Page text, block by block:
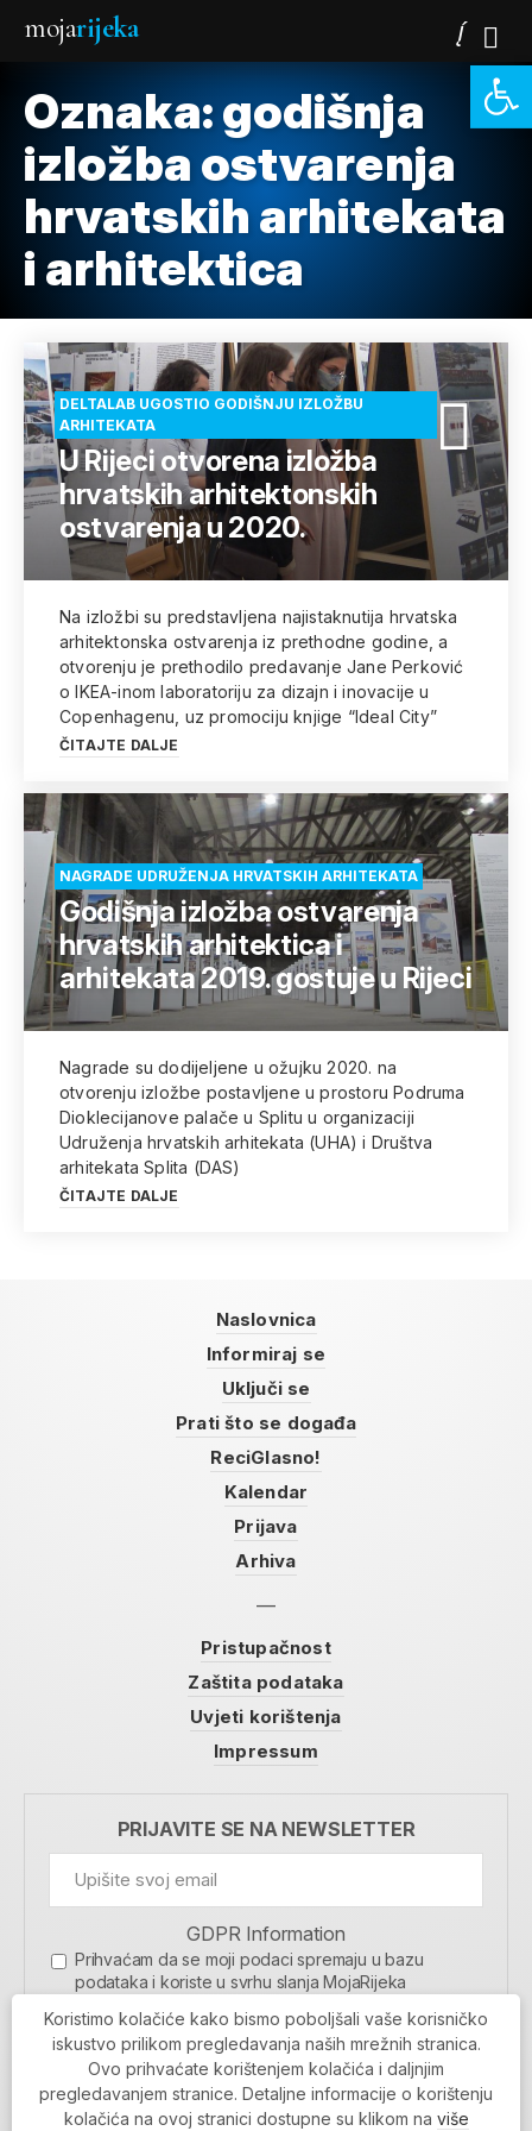
mojarijeka
Oznaka:godišnja
izložba ostvarenja
hrvatskih arhitekata
i arhitektica
DELTALAB UGOSTIO GODIŠNJU IZLOŽBU
ARHITEKATA
U Rijeci otvorena izložba
hrvatskih arhitektonskih
ostvarenja u 2020.
Na izložbi su predstavljena najistaknutija hrvatska
arhitektonska ostvarenja iz prethodne godine, a
otvorenju je prethodilo predavanje Jane Perković
o IKEA-inom laboratoriju za dizajn i inovacije u
Copenhagenu, uz promociju knjige “Ideal City”
ČITAJTE DALJE
NAGRADE UDRUŽENJA HRVATSKIH ARHITEKATA
Godišnja izložba ostvarenja
hrvatskih arhitektica i
arhitekata 2019. gostuje u Rijeci
Nagrade su dodijeljene u ožujku 2020. na
otvorenju izložbe postavljene u prostoru Podruma
Dioklecijanove palače u Splitu u organizaciji
Udruženja hrvatskih arhitekata (UHA) i Društva
arhitekata Splita (DAS)
ČITAJTE DALJE
Naslovnica
Informiraj se
Uključi se
Prati što se događa
ReciGlasno!
Kalendar
Prijava
Arhiva
Pristupačnost
Zaštita podataka
Uvjeti korištenja
Impressum
PRIJAVITE SE NA NEWSLETTER
GDPR Information
Prihvaćam da se moji podaci spremaju u bazu
podataka i koriste u svrhu slanja MojaRijeka
MOJARIJEKA NEWSLETTER
PRIJAVI SE
Koristimo kolačiće kako bismo poboljšali vaše korisničko
iskustvo prilikom pregledavanja naših mrežnih stranica.
Ovo prihvaćate korištenjem kolačića i daljnjim
pregledavanjem stranice. Detaljne informacije o korištenju
kolačića na ovoj stranici dostupne su klikom na više